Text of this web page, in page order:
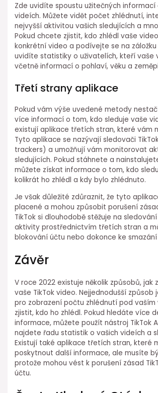
Zde uvidíte spoustu užitečných informací
videích. Můžete vidět počet zhlédnutí,
nejvyšší aktivitou vašich sledujících a
Pokud chcete zjistit, kdo zhlédl vaše
konkrétní video a podívejte se na záložku
uvidíte statistiky o uživatelích, kteří vaše
včetně informací o pohlaví, věku a
Třetí strany aplikace
Pokud vám výše uvedené metody
více informací o tom, kdo sleduje vaše
existují aplikace třetích stran, které vám
Tyto aplikace se nazývají sledovači
trackers) a umožňují vám monitorovat
sledujících. Pokud stáhnete a
můžete získat informace o tom, kdo
kolikrát ho zhlédl a kdy bylo zhlédnuto.
Je však důležité zdůraznit, že tyto
placené a mohou způsobit porušení
TikTok si dlouhodobě stěžuje na
aktivity prostřednictvím třetích stran a
blokování účtu nebo dokonce ke
Závěr
V roce 2022 existuje několik způsobů, jak
vaše TikTok video. Nejjednodušší způsob
pro zobrazení počtu zhlédnutí pod vaším
zjistit, kdo ho zhlédl. Pokud hledáte více
informace, můžete použít nástroj TikTok
najdete řadu statistik o vašich videích a
Existují také aplikace třetích stran, které
poskytnout další informace, ale musíte
protože mohou vést k porušení zásad
účtu.